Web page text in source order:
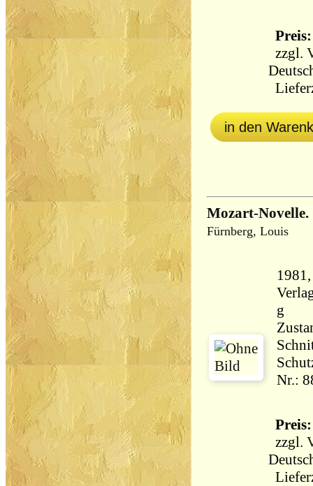
zzgl.
in den
Mozart-
Fürnberg, Louis
Verlag,, Gebundene
g
Nr.:
zzgl.